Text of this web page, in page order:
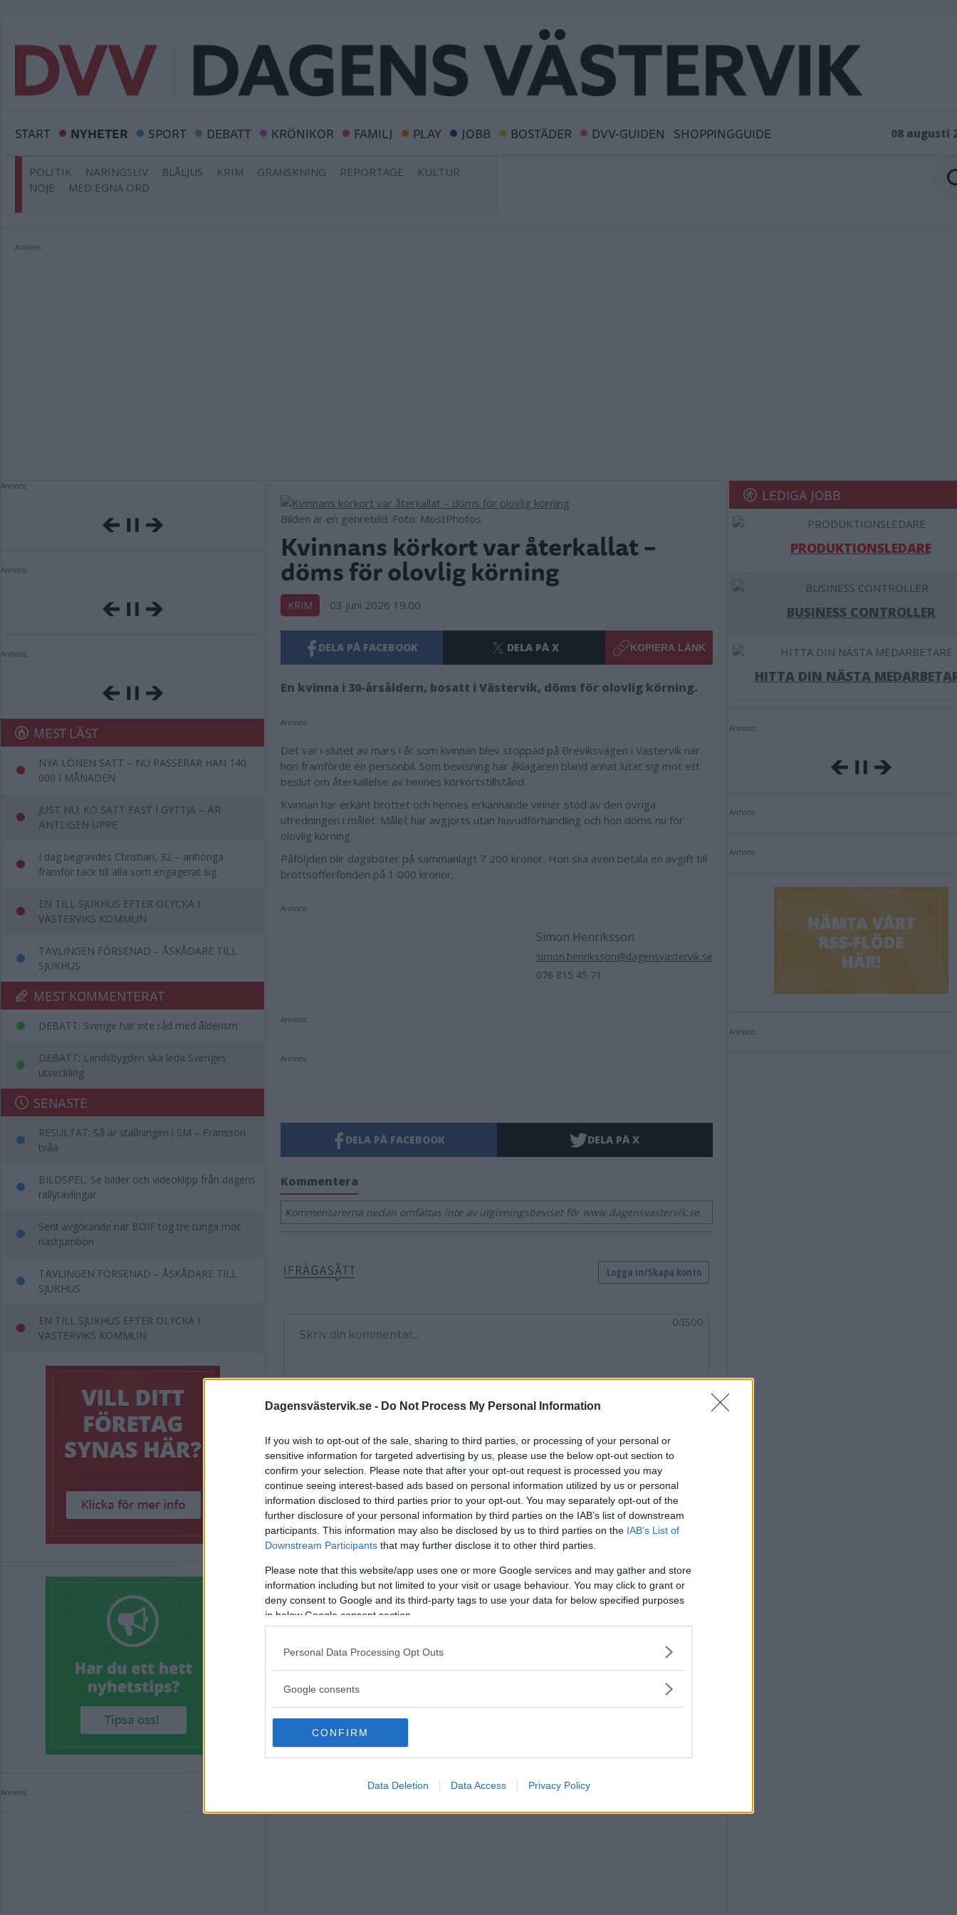
Dagensvästervik.se - Do Not Process My Personal Information
If you wish to opt-out of the sale, sharing to third parties, or processing of your personal or
sensitive information for targeted advertising by us, please use the below opt-out section to
confirm your selection. Please note that after your opt-out request is processed you may
continue seeing interest-based ads based on personal information utilized by us or personal
information disclosed to third parties prior to your opt-out. You may separately opt-out of the
further disclosure of your personal information by third parties on the IAB’s list of downstream
participants. This information may also be disclosed by us to third parties on the IAB’s List of
Downstream Participants that may further disclose it to other third parties.
Please note that this website/app uses one or more Google services and may gather and store
information including but not limited to your visit or usage behaviour. You may click to grant or
deny consent to Google and its third-party tags to use your data for below specified purposes
in below Google consent section.
Personal Data Processing Opt Outs
Google consents
CONFIRM
Data Deletion Data Access Privacy Policy
START NYHETER SPORT DEBATT KRÖNIKOR FAMILJ PLAY JOBB BOSTÄDER DVV-GUIDEN SHOPPINGGUIDE 08 augusti
POLITIK NÄRINGSLIV BLÅLJUS KRIM GRANSKNING REPORTAGE
KULTUR
NÖJE
MED EGNA ORD
Annons:
Annons:
Annons:
Annons:
MEST LÄST
NYA LÖNEN SATT – NU PASSERAR HAN 140
000 I MÅNADEN
JUST NU: KO SATT FAST I GYTTJA – ÄR
ÄNTLIGEN UPPE
I dag begravdes Christian, 32 – anhöriga
framför tack till alla som engagerat sig
EN TILL SJUKHUS EFTER OLYCKA I
VÄSTERVIKS KOMMUN
TÄVLINGEN FÖRSENAD – ÅSKÅDARE TILL
SJUKHUS
MEST KOMMENTERAT
DEBATT: Sverige har inte råd med ålderism
DEBATT: Landsbygden ska leda Sveriges
utveckling
SENASTE
RESULTAT: Så är ställningen i SM – Fransson
tvåa
BILDSPEL: Se bilder och videoklipp från dagens
rallytävlingar
Sent avgörande när BOIF tog tre tunga mot
nästjumbon
TÄVLINGEN FÖRSENAD – ÅSKÅDARE TILL
SJUKHUS
EN TILL SJUKHUS EFTER OLYCKA I
VÄSTERVIKS KOMMUN
Annons:
Bilden är en genrebild. Foto: MostPhotos
Kvinnans körkort var återkallat –
döms för olovlig körning
KRIM 03 juni 2026 19.00
DELA PÅ FACEBOOK DELA PÅ X KOPIERA LÄNK
En kvinna i 30-årsåldern, bosatt i Västervik, döms för olovlig körning.
Annons:
Det var i slutet av mars i år som kvinnan blev stoppad på Breviksvägen i Västervik när
hon framförde en personbil. Som bevisning har åklagaren bland annat lutat sig mot ett
beslut om återkallelse av hennes körkortstillstånd.
Kvinnan har erkänt brottet och hennes erkännande vinner stöd av den övriga
utredningen i målet. Målet har avgjorts utan huvudförhandling och hon döms nu för
olovlig körning.
Påföljden blir dagsböter på sammanlagt 7 200 kronor. Hon ska även betala en avgift till
brottsofferfonden på 1 000 kronor.
Annons:
Simon Henriksson
simon.henriksson@dagensvastervik.se
076 815 45 71
Annons:
Annons:
DELA PÅ FACEBOOK DELA PÅ X
Kommentera
Kommentarerna nedan omfattas inte av utgivningsbeviset för www.dagensvastervik.se.
Låst elscooter ska ha stulits från
resorten
LEDIGA JOBB
PRODUKTIONSLEDARE
BUSINESS CONTROLLER
HITTA DIN NÄSTA
Annons:
Annons:
Annons:
Annons: